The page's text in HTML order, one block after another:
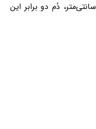
پوزه تا پایه‌ی دُم به درازای ۸/۹ سانتی‌متر، دُم دو برابر این